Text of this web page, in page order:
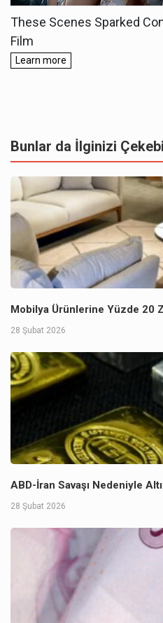
Bunlar da İlginizi
Mobilya Ürünlerine Yüzde 20
28 Şubat 2026
ABD-İran Savaşı Nedeniyle
28 Şubat 2026